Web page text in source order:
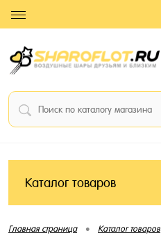
Каталог товаров
Главная страница • Каталог товаров